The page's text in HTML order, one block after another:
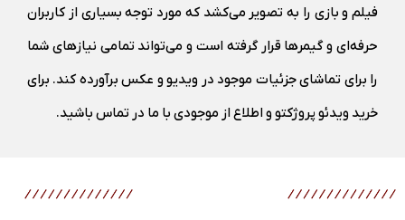
فیلم‌ و بازی را به تصویر می‌کشد که مورد توجه بسیاری از کاربران
حرفه‌ای و گیمر‌ها قرار گرفته است و می‌تواند تمامی نیاز‌های شما
را برای تماشای جزئیات موجود در ویدیو و عکس برآورده کند. برای
خرید ویدئو پروژکتو و اطلاع از موجودی با ما در تماس باشید.
محصولات مرتبط